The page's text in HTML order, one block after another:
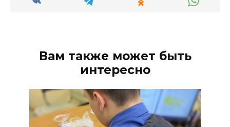
Вам также может быть
интересно